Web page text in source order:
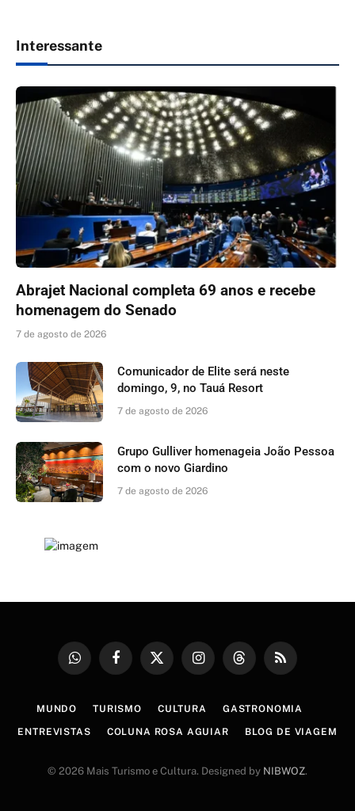
Interessante
Abrajet Nacional completa 69 anos e recebe
homenagem do Senado
7 de agosto de 2026
Comunicador de Elite será neste
domingo, 9, no Tauá Resort
7 de agosto de 2026
Grupo Gulliver homenageia João Pessoa
com o novo Giardino
7 de agosto de 2026
WhatsAppFacebookX
InstagramThreadsRSS
MUNDO TURISMO CULTURA GASTRONOMIA
ENTREVISTAS COLUNA ROSA AGUIAR BLOG DE VIAGEM
© 2026 Mais Turismo e Cultura. Designed by NIBWOZ.